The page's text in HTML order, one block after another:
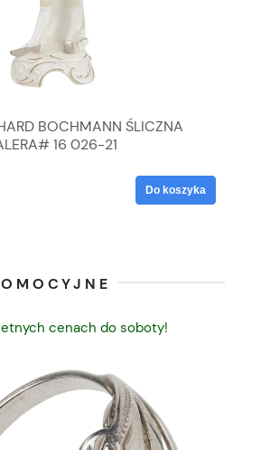
BOCHMANN ŚLICZNA
16 026-21
Do koszyka
cenach do soboty!